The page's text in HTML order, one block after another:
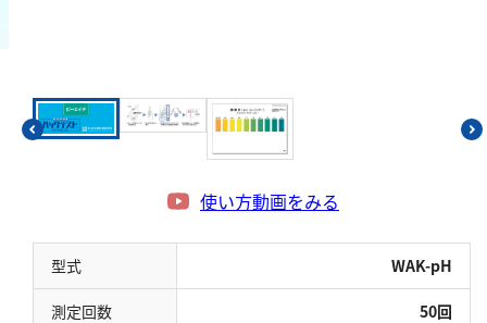
使い方動画をみる
型式 WAK-pH
測定回数 50回
TOC
全硬度
マグネシウム